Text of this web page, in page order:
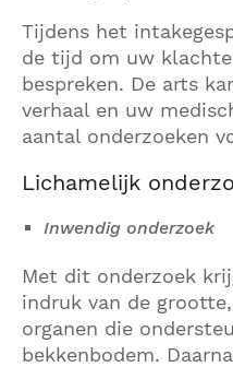
Tijdens het
de tijd om uw
bespreken. De arts
verhaal en uw
aantal onderzoeken
Lichamelijk
Inwendig onderzoek
Met dit onderzoek
indruk van de
organen die
bekkenbodem.